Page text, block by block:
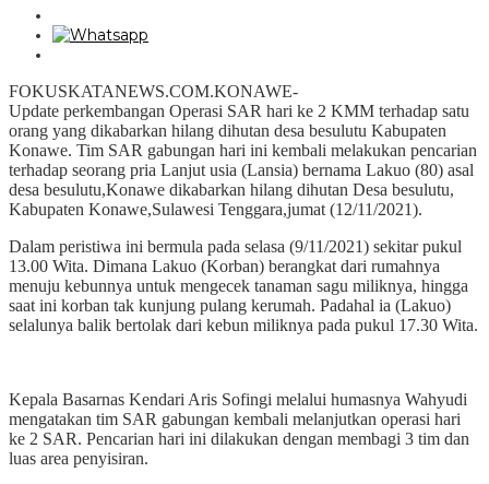
FOKUSKATANEWS.COM.KONAWE-
Update perkembangan Operasi SAR hari ke 2 KMM terhadap satu
orang yang dikabarkan hilang dihutan desa besulutu Kabupaten
Konawe. Tim SAR gabungan hari ini kembali melakukan pencarian
terhadap seorang pria Lanjut usia (Lansia) bernama Lakuo (80) asal
desa besulutu,Konawe dikabarkan hilang dihutan Desa besulutu,
Kabupaten Konawe,Sulawesi Tenggara,jumat (12/11/2021).
Dalam peristiwa ini bermula pada selasa (9/11/2021) sekitar pukul
13.00 Wita. Dimana Lakuo (Korban) berangkat dari rumahnya
menuju kebunnya untuk mengecek tanaman sagu miliknya, hingga
saat ini korban tak kunjung pulang kerumah. Padahal ia (Lakuo)
selalunya balik bertolak dari kebun miliknya pada pukul 17.30 Wita.
Kepala Basarnas Kendari Aris Sofingi melalui humasnya Wahyudi
mengatakan tim SAR gabungan kembali melanjutkan operasi hari
ke 2 SAR. Pencarian hari ini dilakukan dengan membagi 3 tim dan
luas area penyisiran.